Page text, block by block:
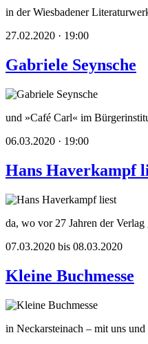
in der Wiesbadener
27.02.2020 · 19:00
Gabriele Seynsche
und »Café Carl« im
06.03.2020 · 19:00
Hans Haverkampf
da, wo vor 27 Jahren der
07.03.2020 bis 08.03.2020
Kleine Buchmesse
in Neckarsteinach – mit uns